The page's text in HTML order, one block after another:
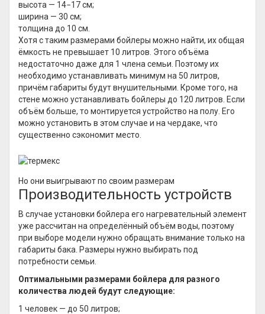
высота — 14−17 см;
ширина — 30 см;
толщина до 10 см.
Хотя с таким размерами бойлеры можно найти, их общая
ёмкость не превышает 10 литров. Этого объёма
недостаточно даже для 1 члена семьи. Поэтому их
необходимо устанавливать минимум на 50 литров,
причём габариты будут внушительными. Кроме того, на
стене можно устанавливать бойлеры до 120 литров. Если
объём больше, то монтируется устройство на полу. Его
можно установить в этом случае и на чердаке, что
существенно сэкономит место.
Но они выигрывают по своим размерам
Производительность устройств
В случае установки бойлера его нагревательный элемент
уже рассчитан на определённый объём воды, поэтому
при выборе модели нужно обращать внимание только на
габариты бака. Размеры нужно выбирать под
потребности семьи.
Оптимальными размерами бойлера для разного
количества людей будут следующие:
1 человек — до 50 литров;